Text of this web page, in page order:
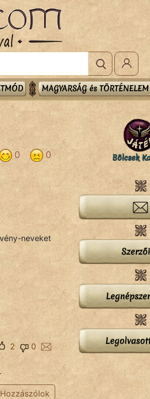
MAGYARSÁG és TÖRTÉNELEM
0
0
neveket
0
2
Hozzászólok
Bölcsek